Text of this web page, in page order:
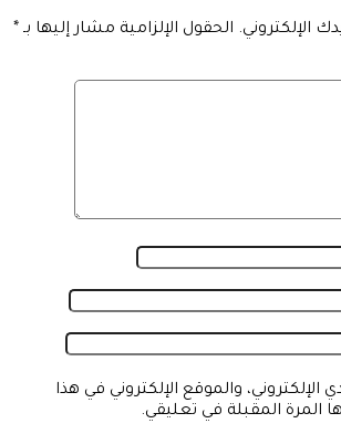
الإلكتروني. الحقول الإلزامية مشار إليها بـ *
والموقع الإلكتروني في هذا
المرة المقبلة في تعليقي.